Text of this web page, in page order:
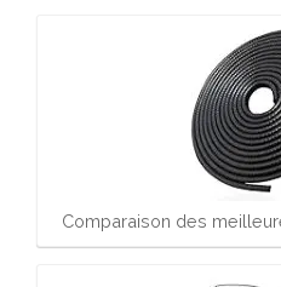
Comparaison des